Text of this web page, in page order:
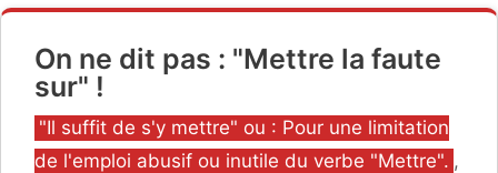
On ne dit pas : "Mettre la faute
sur" !
Catégories
"Il suffit de s'y mettre" ou : Pour une limitation
de l'emploi abusif ou inutile du verbe "Mettre". ,